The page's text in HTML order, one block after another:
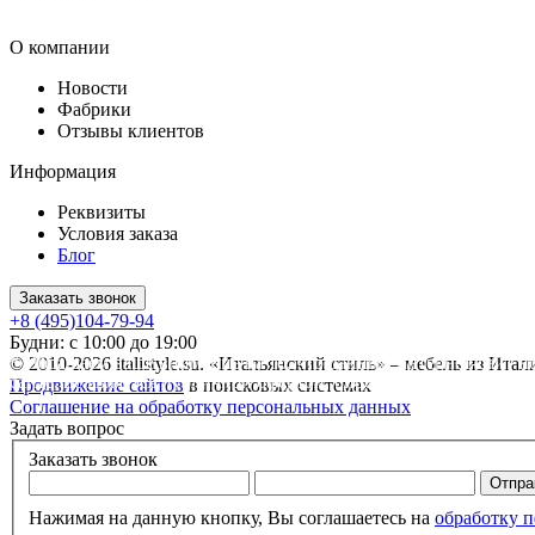
О компании
Новости
Фабрики
Отзывы клиентов
Информация
Реквизиты
Условия заказа
Блог
Заказать звонок
+8 (495)104-79-94
Будни: с 10:00 до 19:00
* Обращаем ваше внимание на то, что данный интернет-сайт
сайте, не является публичной офертой, определяемой
© 2010-2026 italistyle.su. «Итальянский стиль» – мебель из
Продвижение сайтов в поисковых системах
Соглашение на обработку персональных данных
Задать вопрос
Заказать звонок
Нажимая на данную кнопку, Вы соглашаетесь на обработку